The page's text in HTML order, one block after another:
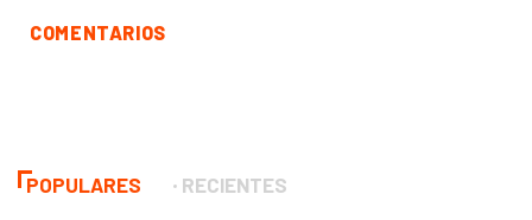
COMENTARIOS
POPULARES RECIENTES